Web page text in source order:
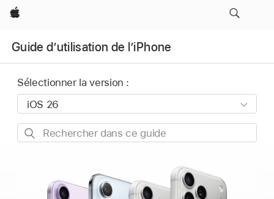
Apple
Guide d’utilisation de l’iPhone
Sélectionner la version :
Rechercher